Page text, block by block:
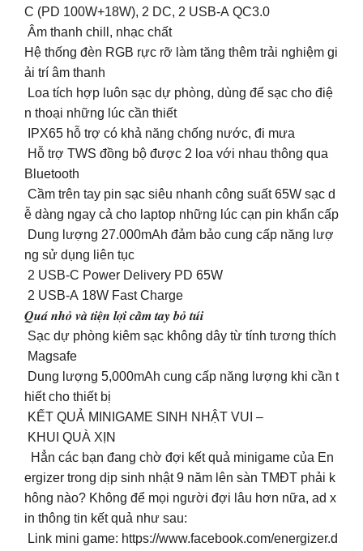
C (PD 100W+18W), 2 DC, 2 USB-A QC3.0
Âm thanh chill, nhạc chất
Hệ thống đèn RGB rực rỡ làm tăng thêm trải nghiệm gi
ải trí âm thanh
Loa tích hợp luôn sạc dự phòng, dùng để sạc cho điệ
n thoại những lúc cần thiết
IPX65 hỗ trợ có khả năng chống nước, đi mưa
Hỗ trợ TWS đồng bộ được 2 loa với nhau thông qua
Bluetooth
Cầm trên tay pin sạc siêu nhanh công suất 65W sạc d
ễ dàng ngay cả cho laptop những lúc cạn pin khẩn cấp
Dung lượng 27.000mAh đảm bảo cung cấp năng lượ
ng sử dụng liên tục
2 USB-C Power Delivery PD 65W
2 USB-A 18W Fast Charge
𝑸𝒖𝒂́ 𝒏𝒉𝒐̉ 𝒗𝒂̀ 𝒕𝒊𝒆̣̂𝒏 𝒍𝒐̛̣𝒊 𝒄𝒂̂̀𝒎 𝒕𝒂𝒚 𝒃𝒐̉ 𝒕𝒖́𝒊
️ Sạc dự phòng kiêm sạc không dây từ tính tương thích
Magsafe
️ Dung lượng 5,000mAh cung cấp năng lượng khi cần t
hiết cho thiết bị
KẾT QUẢ MINIGAME SINH NHẬT VUI –
KHUI QUÀ XỊN
Hẳn các bạn đang chờ đợi kết quả minigame của En
ergizer trong dịp sinh nhật 9 năm lên sàn TMĐT phải k
hông nào? Không để mọi người đợi lâu hơn nữa, ad x
in thông tin kết quả như sau:
Link mini game: https://www.facebook.com/energizer.d